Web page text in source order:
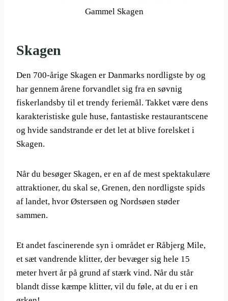
Gammel Skagen
Skagen
Den 700-årige Skagen er Danmarks nordligste by og
har gennem årene forvandlet sig fra en søvnig
fiskerlandsby til et trendy feriemål. Takket være dens
karakteristiske gule huse, fantastiske restaurantscene
og hvide sandstrande er det let at blive forelsket i
Skagen.
Når du besøger Skagen, er en af ​​de mest spektakulære
attraktioner, du skal se, Grenen, den nordligste spids
af landet, hvor Østersøen og Nordsøen støder
sammen.
Et andet fascinerende syn i området er Råbjerg Mile,
et sæt vandrende klitter, der bevæger sig hele 15
meter hvert år på grund af stærk vind. Når du står
blandt disse kæmpe klitter, vil du føle, at du er i en